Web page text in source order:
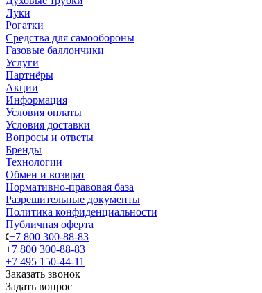
Луки
Рогатки
Средства для самообороны
Газовые баллончики
Услуги
Партнёры
Акции
Информация
Условия оплаты
Условия доставки
Вопросы и ответы
Бренды
Технологии
Обмен и возврат
Нормативно-правовая база
Разрешительные документы
Политика конфиденциальности
Публичная оферта
+7 800 300-88-83
+7 800 300-88-83
+7 495 150-44-11
Заказать звонок
Задать вопрос